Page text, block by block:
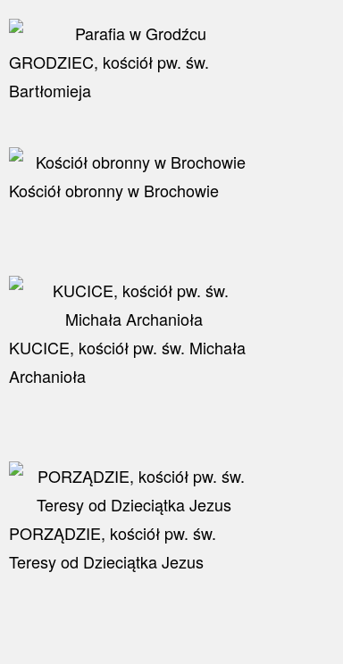
GRODZIEC, kościół pw. św.
Bartłomieja
Kościół obronny w Brochowie
KUCICE, kościół pw. św. Michała
Archanioła
PORZĄDZIE, kościół pw. św.
Teresy od Dzieciątka Jezus